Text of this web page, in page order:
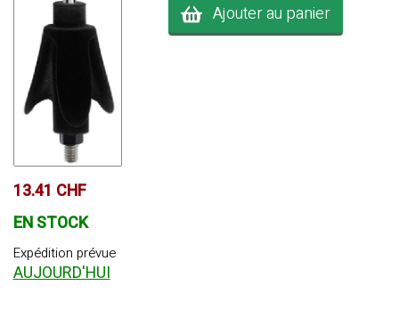
13.41 CHF
EN STOCK
Expédition prévue
AUJOURD'HUI
Ajouter au panier